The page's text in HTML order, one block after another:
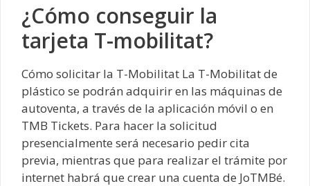
¿Cómo conseguir la
tarjeta T-mobilitat?
Cómo solicitar la T-Mobilitat La T-Mobilitat de
plástico se podrán adquirir en las máquinas de
autoventa, a través de la aplicación móvil o en
TMB Tickets. Para hacer la solicitud
presencialmente será necesario pedir cita
previa, mientras que para realizar el trámite por
internet habrá que crear una cuenta de JoTMBé.